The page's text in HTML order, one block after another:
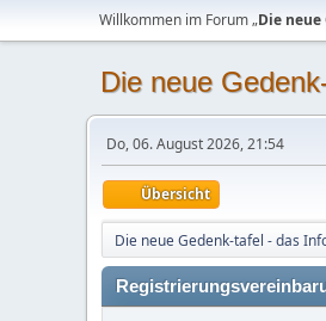
Willkommen im Forum „Die
Die neue
Do, 06. August 2026, 21:54
Übersicht
Die neue Gedenk-tafel - das